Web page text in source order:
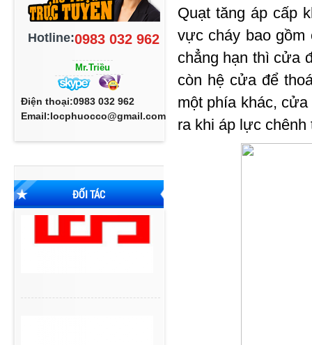
Hotline:0983 032 962
Mr.Triều
Điện thoại:0983 032 962
Email:locphuocco@gmail.com
ĐỐI TÁC
Quạt tăng áp cấp
vực cháy bao
chẳng hạn thì cửa
còn hệ cửa để
một phía khác,
ra khi áp lực